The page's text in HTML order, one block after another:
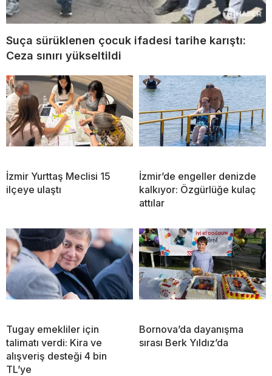
Suça sürüklenen çocuk ifadesi tarihe karıştı:
Ceza sınırı yükseltildi
İzmir Yurttaş Meclisi 15
ilçeye ulaştı
İzmir’de engeller denizde
kalkıyor: Özgürlüğe kulaç
attılar
Tugay emekliler için
talimatı verdi: Kira ve
alışveriş desteği 4 bin
TL’ye
Bornova’da dayanışma
sırası Berk Yıldız’da